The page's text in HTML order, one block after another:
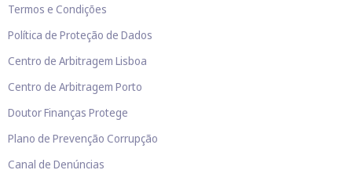
Termos e Condições
Política de Proteção de Dados
Centro de Arbitragem Lisboa
Centro de Arbitragem Porto
Doutor Finanças Protege
Plano de Prevenção Corrupção
Canal de Denúncias